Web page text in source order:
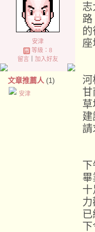
安津
等級：8
留言｜ 加入好友
文章推薦人 (1)
安津
請
下